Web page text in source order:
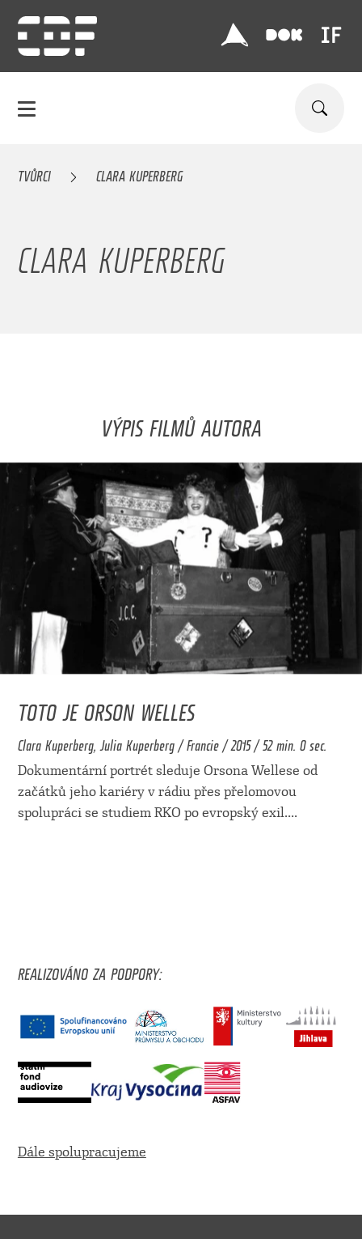
TVŮRCI CLARA KUPERBERG
CLARA KUPERBERG
VÝPIS FILMŮ AUTORA
TOTO JE ORSON WELLES
Clara Kuperberg, Julia Kuperberg / Francie / 2015 / 52 min. 0 sec.
Dokumentární portrét sleduje Orsona Wellese od
začátků jeho kariéry v rádiu přes přelomovou
spolupráci se studiem RKO po evropský exil....
REALIZOVÁNO ZA PODPORY:
Dále spolupracujeme